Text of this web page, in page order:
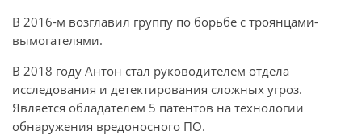
В 2016-м возглавил группу по борьбе с троянцами-
вымогателями.
В 2018 году Антон стал руководителем отдела
исследования и детектирования сложных угроз.
Является обладателем 5 патентов на технологии
обнаружения вредоносного ПО.